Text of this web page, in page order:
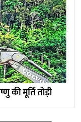
की मूर्ति तोड़ी